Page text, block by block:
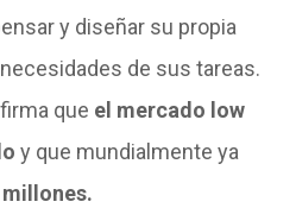
y diseñar su propia
de sus tareas.
que el mercado low
y que mundialmente ya
millones.